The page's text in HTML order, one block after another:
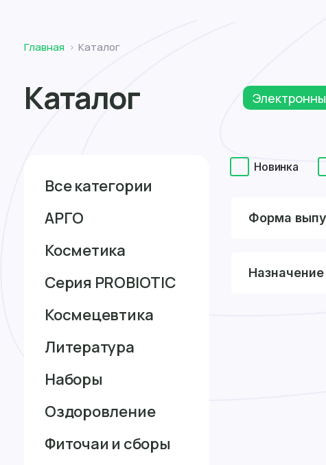
Главная Каталог
Каталог
Все категории
АРГО
Косметика
Серия PROBIOTIC
Космецевтика
Литература
Наборы
Оздоровление
Фиточаи и сборы
Форма
Назначение
Новинка